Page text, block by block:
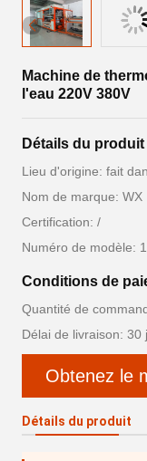
Machine de
l'eau 220V 380V
Détails du produit
Lieu d'origine: fait
Nom de marque: WX
Certification: /
Numéro de modèle:
Conditions de
Quantité de
Délai de livraison: 30
Obtenez le
Détails du produit